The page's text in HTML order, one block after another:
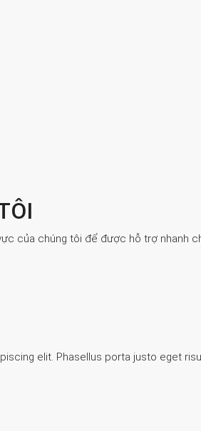
của chúng tôi để được hỗ trợ nhanh
elit. Phasellus porta justo eget